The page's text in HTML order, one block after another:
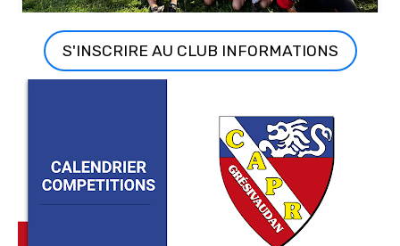
S'INSCRIRE AU CLUB INFORMATIONS